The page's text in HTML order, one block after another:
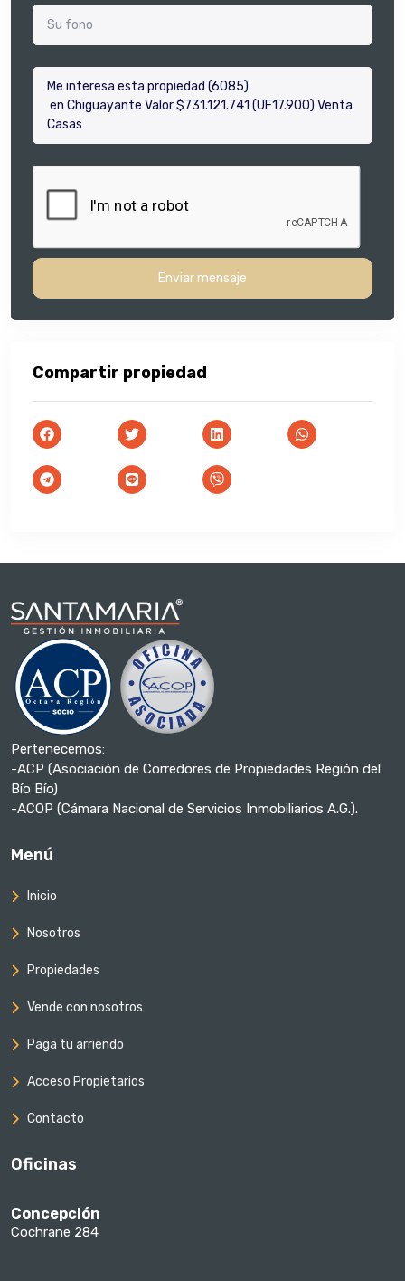
Enviar mensaje
Compartir propiedad
Pertenecemos:
-ACP (Asociación de Corredores de Propiedades Región del
Bío Bío)
-ACOP (Cámara Nacional de Servicios Inmobiliarios A.G.).
Menú
Inicio
Nosotros
Propiedades
Vende con nosotros
Paga tu arriendo
Acceso Propietarios
Contacto
Oficinas
Concepción
Cochrane 284